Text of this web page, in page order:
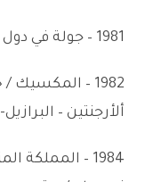
1981 – جولة في دول الخليج العربي كافة
1982 –
ألأرجنتين –
1984 –